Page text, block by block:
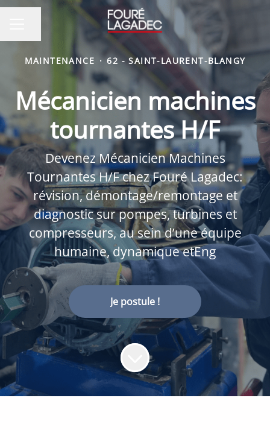
MAINTENANCE · 62 - SAINT-LAURENT-BLANGY
Mécanicien machines
tournantes H/F
Devenez Mécanicien Machines
Tournantes H/F chez Fouré Lagadec:
révision, démontage/remontage et
diagnostic sur pompes, turbines et
compresseurs, au sein d’une équipe
humaine, dynamique etEng
Je postule !